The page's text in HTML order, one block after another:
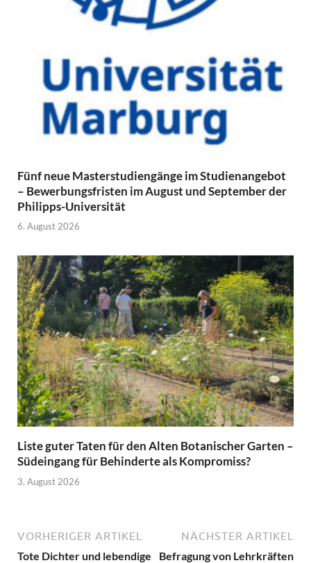
Fünf neue Masterstudiengänge im Studienangebot
– Bewerbungsfristen im August und September der
Philipps-Universität
6. August 2026
Liste guter Taten für den Alten Botanischer Garten –
Südeingang für Behinderte als Kompromiss?
3. August 2026
VORHERIGER ARTIKEL
Tote Dichter und lebendige
NÄCHSTER ARTIKEL
Befragung von Lehrkräften